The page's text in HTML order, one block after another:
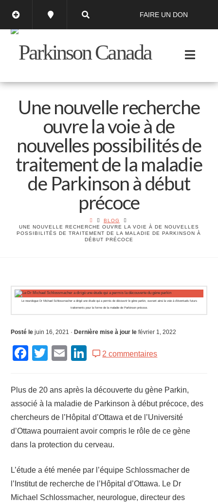
FAIRE UN DON
Une nouvelle recherche
ouvre la voie à de
nouvelles possibilités de
traitement de la maladie
de Parkinson à début
précoce
BLOG
UNE NOUVELLE RECHERCHE OUVRE LA VOIE À DE NOUVELLES
POSSIBILITÉS DE TRAITEMENT DE LA MALADIE DE PARKINSON À
DÉBUT PRÉCOCE
Le neurologue Dr Michael Schlossmacher a dirigé une étude qui a permis de découvrir le gène parkin, ouvrant ainsi la voie à d’éventuels futurs
traitements pour la forme de la maladie de Parkinson précoce.
Posté lejuin 16, 2021 · Dernière mise à jour lefévrier 1, 2022
Facebook
Twitter
EmailLinkedIn
2 commentaires
Plus de 20 ans après la découverte du gène Parkin,
associé à la maladie de Parkinson à début précoce, des
chercheurs de l’Hôpital d’Ottawa et de l’Université
d’Ottawa pourraient avoir compris le rôle de ce gène
dans la protection du cerveau.
L’étude a été menée par l’équipe Schlossmacher de
l’Institut de recherche de l’Hôpital d’Ottawa. Le Dr
Michael Schlossmacher, neurologue, directeur des